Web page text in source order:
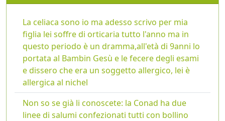
La celiaca sono io ma adesso scrivo per mia
figlia lei soffre di orticaria tutto l'anno ma in
questo periodo è un dramma,all'età di 9anni lo
portata al Bambin Gesù e le fecere degli esami
e dissero che era un soggetto allergico, lei è
allergica al nichel
Non so se già li conoscete: la Conad ha due
linee di salumi confezionati tutti con bollino